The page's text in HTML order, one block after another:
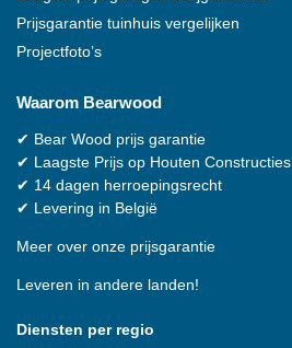
Prijsgarantie tuinhuis vergelijken
Projectfoto’s
Waarom Bearwood
✔ Bear Wood prijs garantie
✔ Laagste Prijs op Houten Constructies
✔ 14 dagen herroepingsrecht
✔ Levering in België
Meer over onze prijsgarantie
Leveren in andere landen!
Diensten per regio